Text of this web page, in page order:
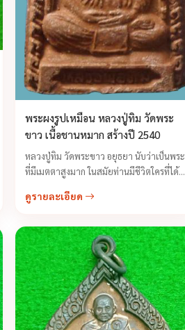
พระผงรูปเหมือน หลวงปู่ทิม วัดพระ
ขาว เนื้อชานหมาก สร้างปี 2540
หลวงปู่ทิม วัดพระขาว อยุธยา นับว่าเป็นพระ
ที่มีเมตตาสูงมาก ในสมัยท่านมีชีวิตใครที่ได้
กลับมาอีก เพราะท่านให้การต้อนรับทุกคน
ดูรายละเอียด